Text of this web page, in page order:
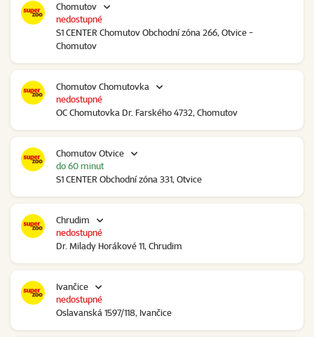
Chomutov
S1 CENTER Chomutov Obchodní zóna 266, Otvice -
Chomutov
nedostupné
Chomutov Chomutovka
OC Chomutovka Dr. Farského 4732, Chomutov
nedostupné
Chomutov Otvice
S1 CENTER Obchodní zóna 331, Otvice
do 60 minut
Chrudim
Dr. Milady Horákové 11, Chrudim
nedostupné
Ivančice
Oslavanská 1597/118, Ivančice
nedostupné